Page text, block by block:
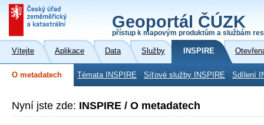
Geoportál ČÚZK
přístup k mapovým produktům a službám
Vítejte Aplikace Data Služby INSPIRE
O metadatech Témata INSPIRE Síťové služby INSPIRE Sdílení
Nyní jste zde: INSPIRE / O metadatech